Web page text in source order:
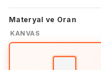
1
müşteri
puanına
dayanarak
5 üzerinden
5puan aldı
Materyal ve Oran
KANVAS